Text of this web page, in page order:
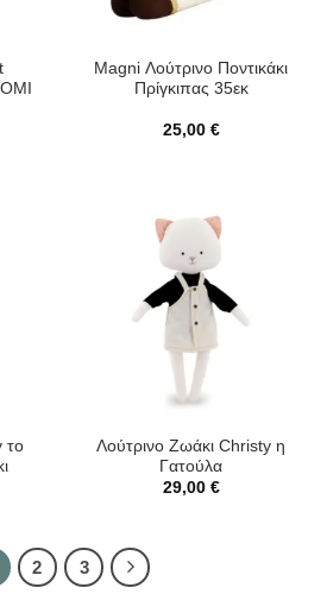
Magni Λούτρινο Ποντικάκι
Πρίγκιπας 35εκ
25,00 €
το
Λούτρινο Ζωάκι Christy η
Γατούλα
29,00 €
2 3